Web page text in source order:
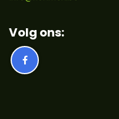
Volg ons: